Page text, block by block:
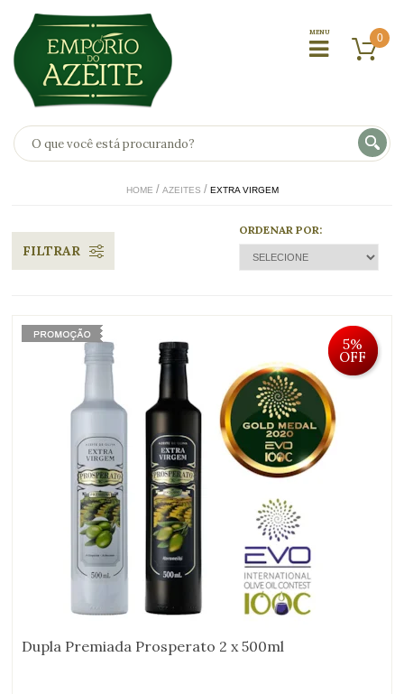
0
HOME AZEITES EXTRA VIRGEM
FILTRAR
ORDENAR POR:
Dupla Premiada Prosperato 2 x 500ml
5%
OFF